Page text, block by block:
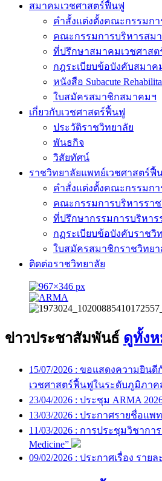
สมาคมเวชศาสตร์ฟื้นฟู
คำสั้งแต่งตั้งคณะกรรมกา
คณะกรรมการบริหารสม
ที่ปรึกษาสมาคมเวชศาสต
กฎระเบียบข้อบังคับสมาค
หนังสือ Subacute
ใบสมัครสมาชิกสมาคมฯ
เกี่ยวกับเวชศาสตร์ฟื้นฟู
ประวัติราชวิทยาลัย
พันธกิจ
วิสัยทัศน์
ราชวิทยาลัยแพทย์เวชศาสตร์ฟื้
คำสั่งแต่งตั้งคณะกรรมกา
คณะกรรมการบริหารรา
ที่ปรึกษากรรมการบริหาร
กฏระเบียบข้อบังคับราชวิ
ใบสมัครสมาชิกราชวิทยา
ติดต่อราชวิทยาลัย
ข่าวประชาสัมพันธ์ ดูทั้ง
15/07/2026 : ขอแสดงความยินดีกั
เวชศาสตร์ฟื้นฟูในระดับภูมิภาค
23/04/2026 : ประชุม ARMA
13/03/2026 : ประกาศรายชื่อแพ
11/03/2026 : การประชุมวิชาการ
Medicine”
09/02/2026 : ประกาศเรื่อง รายล